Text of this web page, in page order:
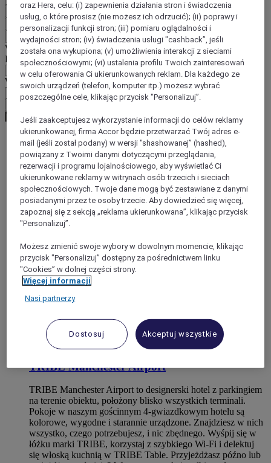
Potwierdź kraj i język
(€)
Wstecz
Wybierz walutę poniżej
Region
Waluta
World
Europe
United Kingdom
Bowdon
MANCHESTER, Wielka Brytania
TRIBE Manchester Airport
TRIBE Manchester Airport to designerski hotel z parkingiem
na terenie obiektu, położony blisko wszystkich terminali.
Pokoje w naszym gościnnym 4-gwiazdkowym hotelu są
kolorowe, wygodne i starannie urządzone. Znajdziesz w nich
wszystko, czego potrzebujesz, i nic zbędnego. Wyśpij się w
łóżku marki TRIBE, korzystaj z szybkiego Wi‑Fi i delektuj
się włoską kuchnią w TRIBE Table. Przyjeżdżasz późno lub
oraz Hera, celu: (i) zapewnienia działania stron i świadczenia
usług, o które prosisz (nie możesz ich odrzucić); (ii) poprawy i
personalizacji funkcji stron; (iii) pomiaru oglądalności i
wydajności stron; (iv) świadczenia usługi "cashback”, jeśli
została ona wykupiona; (v) umożliwienia interakcji z sieciami
społecznościowymi; (vi) ustalenia profilu Twoich zainteresowań
w celu oferowania Ci ukierunkowanych reklam. Dla każdego ze
swoich urządzeń (telefon, komputer itp.) możesz wybrać
poszczególne cele, klikając przycisk "Personalizuj”.
Jeśli zaakceptujesz wykorzystanie informacji do celów reklamy
ukierunkowanej, firma Accor będzie przetwarzać Twój adres e-
mail (jeśli został podany) w wersji "shashowanej” (hashed),
powiązany z Twoimi danymi dotyczącymi przeglądania,
rezerwacji i programu lojalnościowego, aby wyświetlać Ci
ukierunkowane reklamy w witrynach osób trzecich i sieciach
społecznościowych. Twoje dane mogą być zestawiane z danymi
posiadanymi przez te osoby trzecie. Aby dowiedzieć się więcej,
zapoznaj się z sekcją „reklama ukierunkowana”, klikając przycisk
"Personalizuj”.
Możesz zmienić swoje wybory w dowolnym momencie, klikając
przycisk "Personalizuj” dostępny za pośrednictwem linku
"Cookies” w dolnej części strony.
Więcej informacji
Nasi partnerzy
Dostosuj Akceptuj wszystkie